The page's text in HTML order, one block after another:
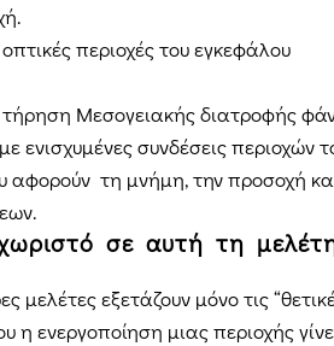
περιοχές του εγκεφάλου
Μεσογειακής διατροφής
ενισχυμένες συνδέσεις περιοχών
αφορούν τη μνήμη, την προσοχή
σε αυτή τη
μελέτες εξετάζουν μόνο τις
η ενεργοποίηση μιας περιοχής